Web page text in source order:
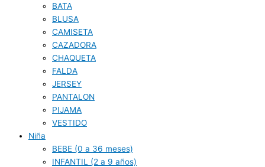
BATA
BLUSA
CAMISETA
CAZADORA
CHAQUETA
FALDA
JERSEY
PANTALON
PIJAMA
VESTIDO
Niña
BEBE (0 a 36 meses)
INFANTIL (2 a 9 años)